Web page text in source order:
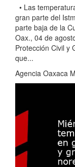
• Las
gran parte del
parte baja de la
Oax., 04 de
Protección Civil y
que...
Agencia Oaxaca